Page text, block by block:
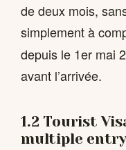
de deux mois,
simplement à
depuis le 1er mai
avant l’arrivée.
1.2 Tourist
multiple